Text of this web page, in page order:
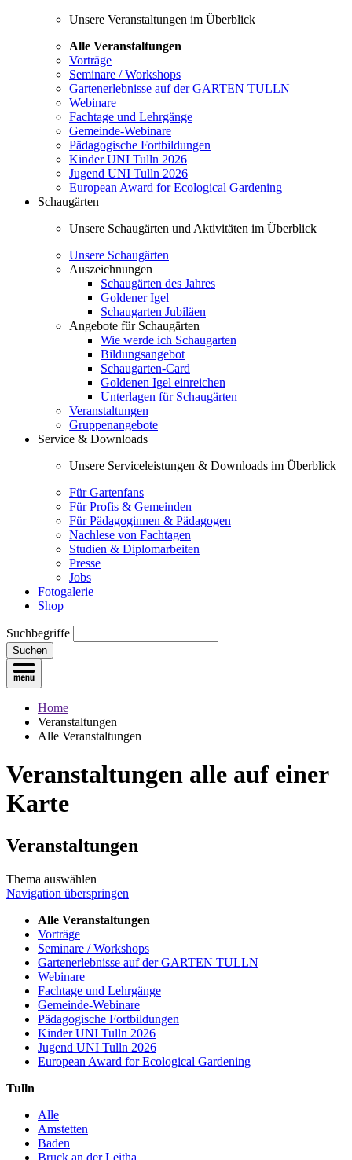
Unsere Veranstaltungen im Überblick
Alle Veranstaltungen
Vorträge
Seminare / Workshops
Gartenerlebnisse auf der GARTEN TULLN
Webinare
Fachtage und Lehrgänge
Gemeinde-Webinare
Pädagogische Fortbildungen
Kinder UNI Tulln 2026
Jugend UNI Tulln 2026
European Award for Ecological Gardening
Schaugärten
Unsere Schaugärten und Aktivitäten im Überblick
Unsere Schaugärten
Auszeichnungen
Schaugärten des Jahres
Goldener Igel
Schaugarten Jubiläen
Angebote für Schaugärten
Wie werde ich Schaugarten
Bildungsangebot
Schaugarten-Card
Goldenen Igel einreichen
Unterlagen für Schaugärten
Veranstaltungen
Gruppenangebote
Service & Downloads
Unsere Serviceleistungen & Downloads im Überblick
Für Gartenfans
Für Profis & Gemeinden
Für Pädagoginnen & Pädagogen
Nachlese von Fachtagen
Studien & Diplomarbeiten
Presse
Jobs
Fotogalerie
Shop
Suchbegriffe
Suchen
Home
Veranstaltungen
Alle Veranstaltungen
Veranstaltungen alle auf einer
Karte
Veranstaltungen
Thema auswählen
Navigation überspringen
Alle Veranstaltungen
Vorträge
Seminare / Workshops
Gartenerlebnisse auf der GARTEN TULLN
Webinare
Fachtage und Lehrgänge
Gemeinde-Webinare
Pädagogische Fortbildungen
Kinder UNI Tulln 2026
Jugend UNI Tulln 2026
European Award for Ecological Gardening
Tulln
Alle
Amstetten
Baden
Bruck an der Leitha